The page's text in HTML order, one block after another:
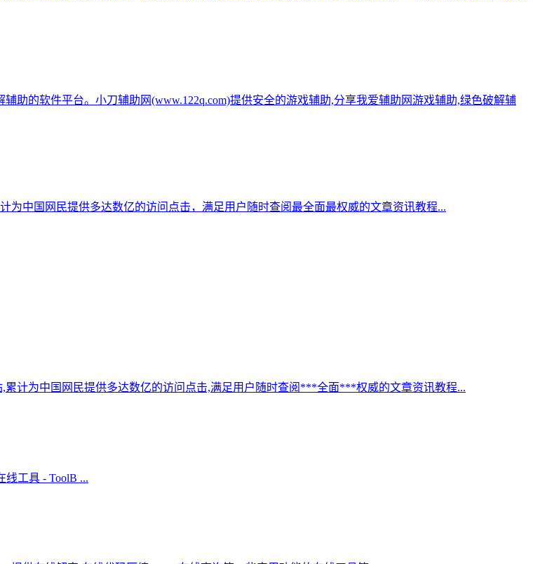
助的软件平台。小刀辅助网(www.122q.com)提供安全的游戏辅助,分享我爱辅助网游戏辅助,绿色破解辅
中国网民提供多达数亿的访问点击，满足用户随时查阅最全面最权威的文章资讯教程...
计为中国网民提供多达数亿的访问点击,满足用户随时查阅***全面***权威的文章资讯教程...
工具 - ToolB ...